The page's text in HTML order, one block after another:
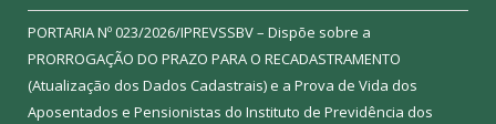
PORTARIA Nº 023/2026/IPREVSSBV – Dispõe sobre a
PRORROGAÇÃO DO PRAZO PARA O RECADASTRAMENTO
(Atualização dos Dados Cadastrais) e a Prova de Vida dos
Aposentados e Pensionistas do Instituto de Previdência dos